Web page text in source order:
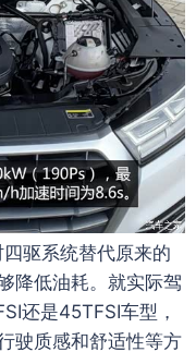
驱系统替代原来的
降低油耗。就实际驾
还是45TFSI车型，
驶质感和舒适性等方